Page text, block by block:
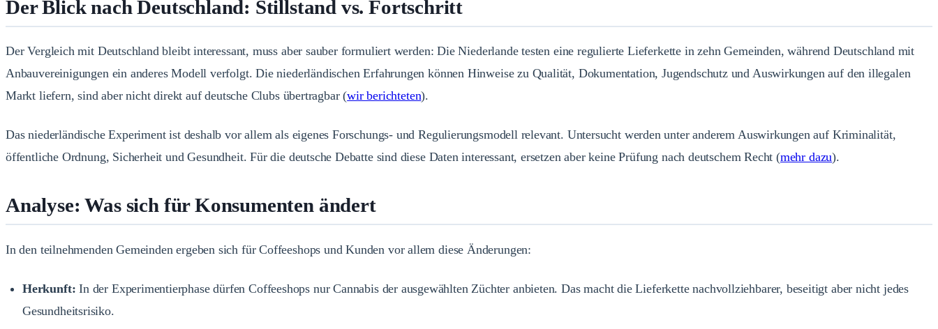
Der Blick nach Deutschland: Stillstand vs. Fortschritt
Der Vergleich mit Deutschland bleibt interessant, muss aber sauber formuliert werden: Die Niederlande testen eine regulierte Lieferkette in zehn Gemeinden, während Deutschland mit
Anbauvereinigungen ein anderes Modell verfolgt. Die niederländischen Erfahrungen können Hinweise zu Qualität, Dokumentation, Jugendschutz und Auswirkungen auf den illegalen
Markt liefern, sind aber nicht direkt auf deutsche Clubs übertragbar (wir berichteten).
Das niederländische Experiment ist deshalb vor allem als eigenes Forschungs- und Regulierungsmodell relevant. Untersucht werden unter anderem Auswirkungen auf Kriminalität,
öffentliche Ordnung, Sicherheit und Gesundheit. Für die deutsche Debatte sind diese Daten interessant, ersetzen aber keine Prüfung nach deutschem Recht (mehr dazu).
Analyse: Was sich für Konsumenten ändert
In den teilnehmenden Gemeinden ergeben sich für Coffeeshops und Kunden vor allem diese Änderungen:
Herkunft: In der Experimentierphase dürfen Coffeeshops nur Cannabis der ausgewählten Züchter anbieten. Das macht die Lieferkette nachvollziehbarer, beseitigt aber nicht jedes
Gesundheitsrisiko.